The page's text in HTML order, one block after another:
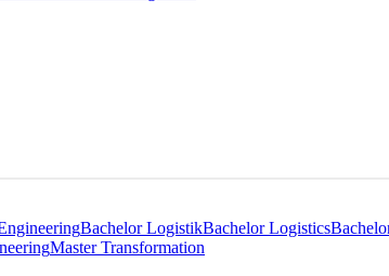
Bachelor LogistikBachelor Logistics
Master Transformation